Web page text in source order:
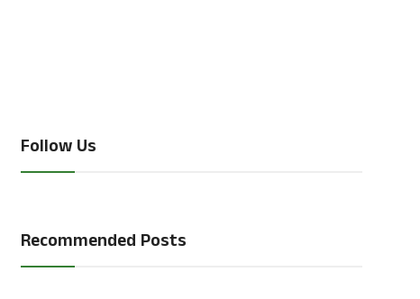
Follow Us
Recommended Posts